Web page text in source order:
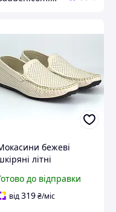
бежеві
літні
великих
Rosso
до відправки
від319₴/міс